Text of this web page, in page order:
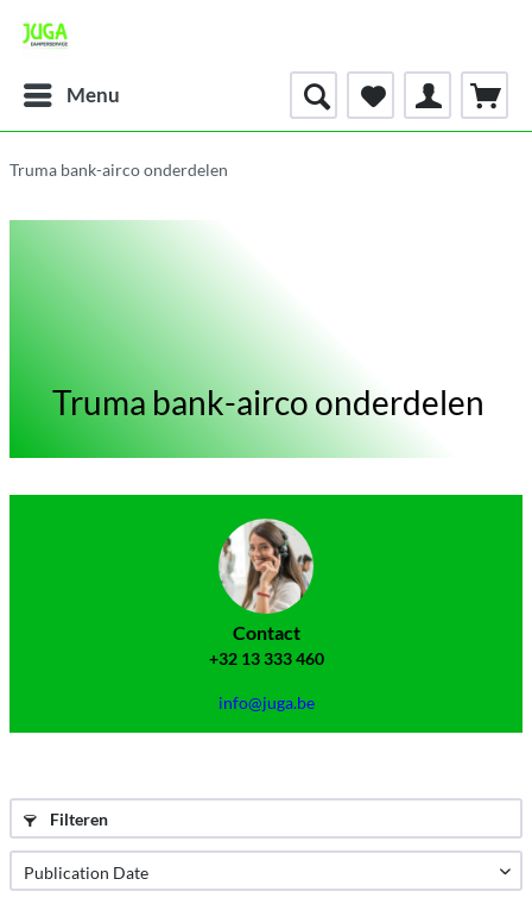
Menu
Truma bank-airco onderdelen
Truma bank-airco onderdelen
Contact
+32 13 333 460
info@juga.be
Filteren